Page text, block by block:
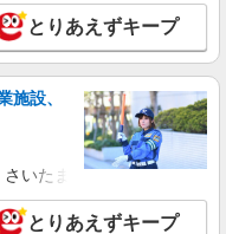
駒内
詳細を見る
業務
とりあえずキープ
施設、
いたま市岩槻区・久喜市・
とりあえずキープ